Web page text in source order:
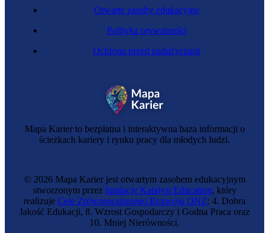
Mapa Karier to bezpłatna i interaktywna baza informacji o
ścieżkach kariery i rynku pracy dla młodych ludzi.
Otwarte zasoby edukacyjne
Polityka prywatności
Ochrona przed nadużyciami
© 2026 Mapa Karier jest otwartym zasobem edukacyjnym
stworzonym przez fundację Katalyst Education, który
realizuje Cele Zrównoważonego Rozwoju ONZ: 4. Dobra
Jakość Edukacji, 8. Wzrost Gospodarczy i Godna Praca oraz
10. Mniej Nierówności.